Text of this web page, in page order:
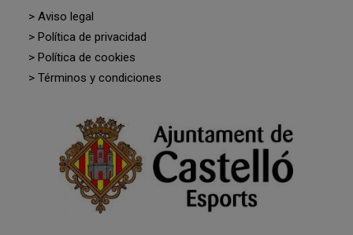
> Aviso legal
> Política de privacidad
> Política de cookies
> Términos y condiciones